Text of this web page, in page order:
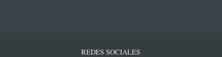
REDES SOCIALES